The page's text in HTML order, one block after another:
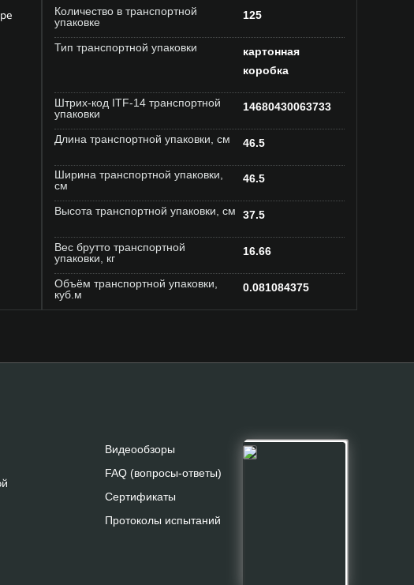
Количество в транспортной
упаковке
125
Тип транспортной упаковки
картонная
коробка
Штрих-код ITF-14 транспортной
упаковки
14680430063733
Длина транспортной упаковки, см 46.5
Ширина транспортной упаковки,
см
46.5
Высота транспортной упаковки, см 37.5
Вес брутто транспортной
упаковки, кг
16.66
Объём транспортной упаковки,
куб.м
0.081084375
Видеообзоры
FAQ (вопросы-ответы)
Сертификаты
Протоколы испытаний